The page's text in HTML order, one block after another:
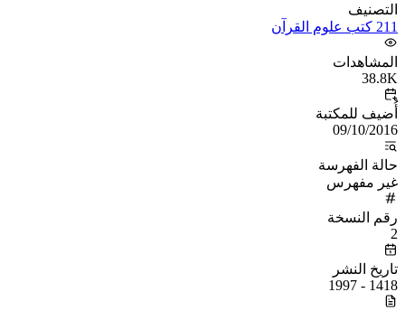
التصنيف
211 كتب علوم القرآن
المشاهدات
38.8K
أُضيف للمكتبة
09/10/2016
حالة الفهرسة
غير مفهرس
رقم النسخة
2
تاريخ النشر
1418 - 1997